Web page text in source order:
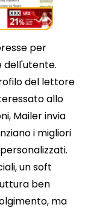
per
dell'utente.
del lettore
allo
Mailer invia
i migliori
un soft
ben
ma